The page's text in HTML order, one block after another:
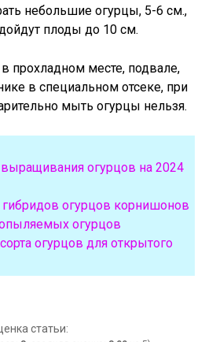
небольшие огурцы, 5-6 см.,
плоды до 10 см.
в прохладном месте, подвале,
в специальном отсеке, при
мыть огурцы нельзя.
огурцов на 2024
огурцов корнишонов
огурцов
огурцов для открытого
статьи: